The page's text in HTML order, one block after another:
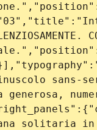
sans-
generosa,
solitaria